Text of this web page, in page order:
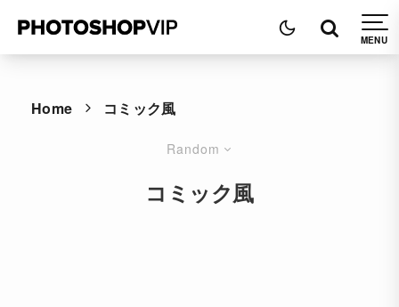
Home コミック風
Random
コミック風